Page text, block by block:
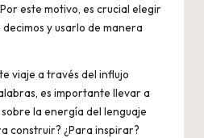
este motivo, es crucial elegir
y usarlo de manera
viaje a través del influjo
es importante llevar a
la energía del lenguaje
construir? ¿Para inspirar?